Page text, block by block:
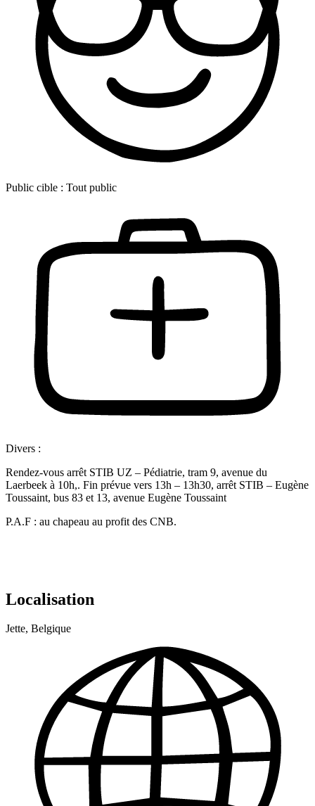
Public cible : Tout public
Divers :
Rendez-vous arrêt STIB UZ – Pédiatrie, tram 9, avenue du
Laerbeek à 10h,. Fin prévue vers 13h – 13h30, arrêt STIB – Eugène
Toussaint, bus 83 et 13, avenue Eugène Toussaint
P.A.F : au chapeau au profit des CNB.
Localisation
Jette, Belgique